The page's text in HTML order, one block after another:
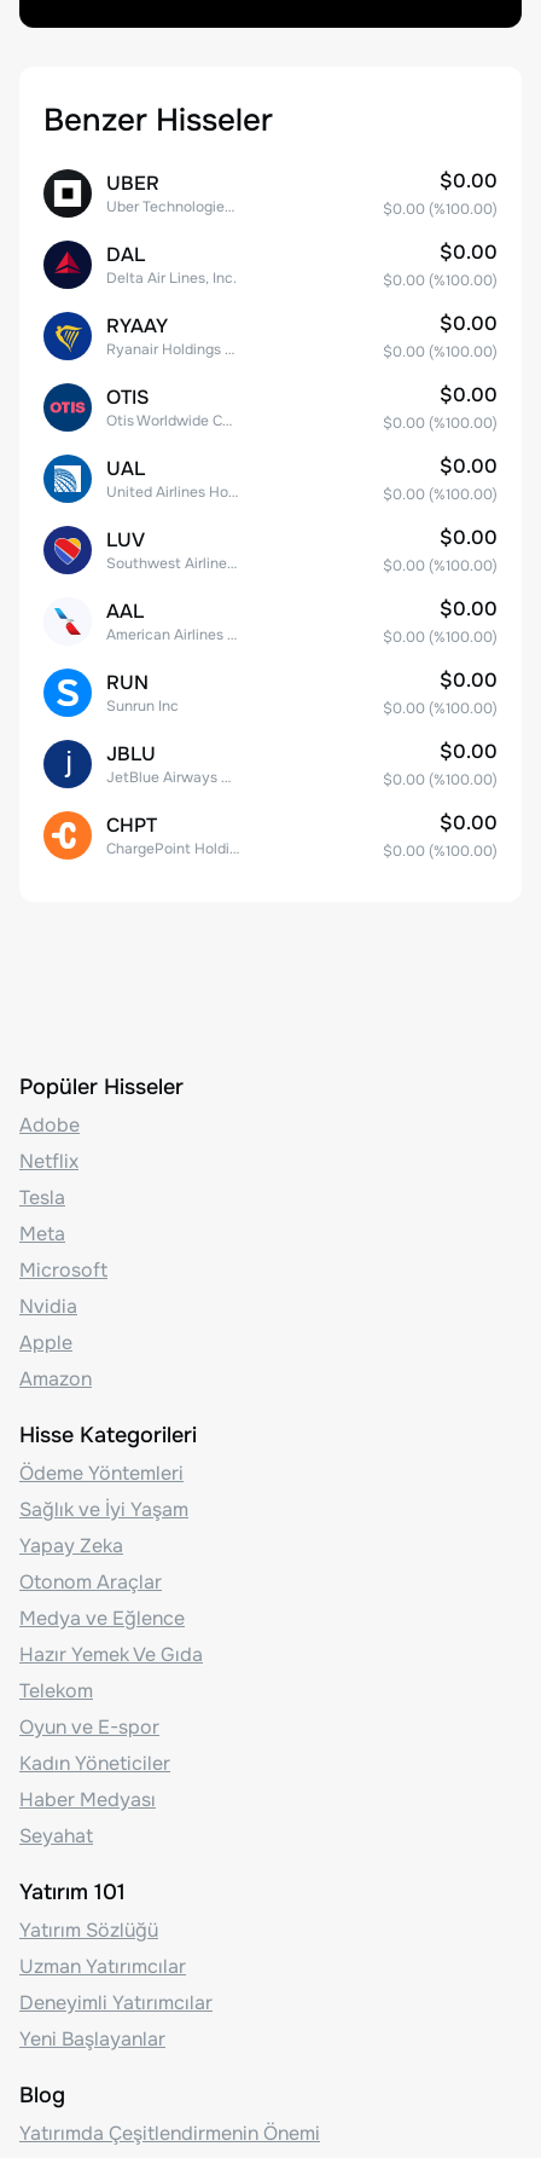
Benzer Hisseler
UBER
Uber Technologies, Inc.
$0.00
$0.00 (%100.00)
DAL
Delta Air Lines, Inc.
$0.00
$0.00 (%100.00)
RYAAY
Ryanair Holdings plc American Depositary Shares
$0.00
$0.00 (%100.00)
OTIS
Otis Worldwide Corporation
$0.00
$0.00 (%100.00)
UAL
United Airlines Holdings, Inc. Common Stock
$0.00
$0.00 (%100.00)
LUV
Southwest Airlines Co.
$0.00
$0.00 (%100.00)
AAL
American Airlines Group Inc.
$0.00
$0.00 (%100.00)
RUN
Sunrun Inc
$0.00
$0.00 (%100.00)
JBLU
JetBlue Airways Corp
$0.00
$0.00 (%100.00)
CHPT
ChargePoint Holdings, Inc.
$0.00
$0.00 (%100.00)
Popüler Hisseler
Adobe
Netflix
Tesla
Meta
Microsoft
Nvidia
Apple
Amazon
Hisse Kategorileri
Ödeme Yöntemleri
Sağlık ve İyi Yaşam
Yapay Zeka
Otonom Araçlar
Medya ve Eğlence
Hazır Yemek Ve Gıda
Telekom
Oyun ve E-spor
Kadın Yöneticiler
Haber Medyası
Seyahat
Yatırım 101
Yatırım Sözlüğü
Uzman Yatırımcılar
Deneyimli Yatırımcılar
Yeni Başlayanlar
Blog
Yatırımda Çeşitlendirmenin Önemi